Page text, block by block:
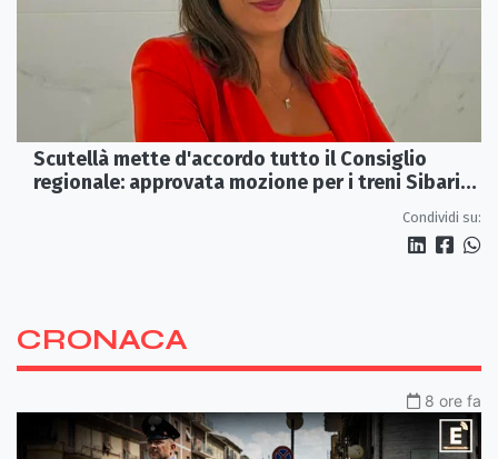
Scutellà mette d'accordo tutto il Consiglio
regionale: approvata mozione per i treni Sibari-
Condividi su:
CRONACA
8 ore fa